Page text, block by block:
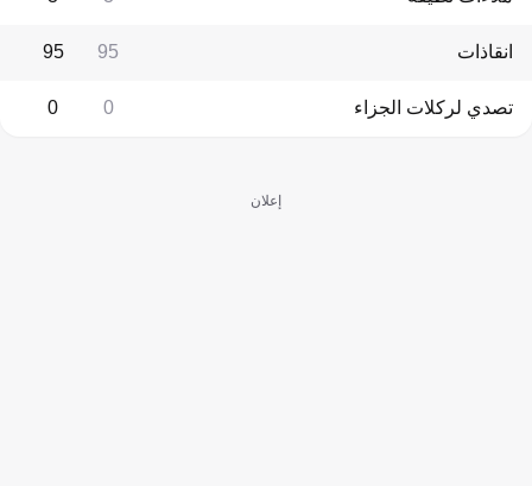
انقاذات 95
95
تصدي لركلات الجزاء 0
0
إعلان